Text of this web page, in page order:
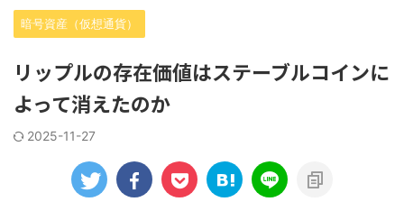
暗号資産（仮想通貨）
リップルの存在価値はステーブルコインに
よって消えたのか
2025-11-27